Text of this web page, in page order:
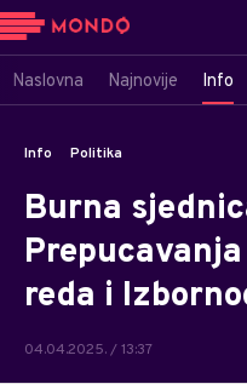
Naslovna Najnovije Info
Info Politika
Burna
reda i
04.04.2025. / 13:37